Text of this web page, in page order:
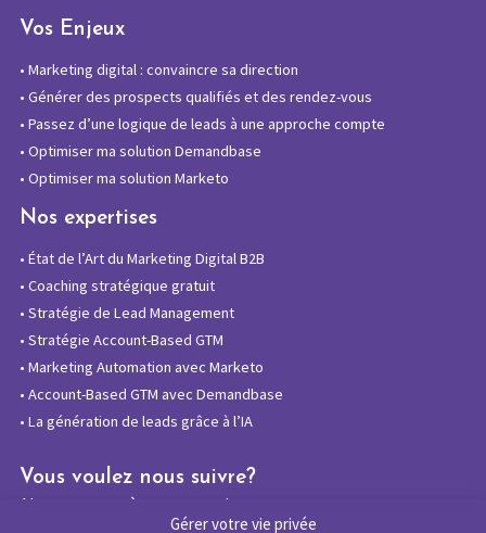
Gérer votre vie privée
Vos Enjeux
• Marketing digital : convaincre sa direction
• Générer des prospects qualifiés et des rendez-vous
• Passez d’une logique de leads à une approche compte
• Optimiser ma solution Demandbase
• Optimiser ma solution Marketo
Nos expertises
• État de l’Art du Marketing Digital B2B
• Coaching stratégique gratuit
• Stratégie de Lead Management
• Stratégie Account-Based GTM
• Marketing Automation avec Marketo
• Account-Based GTM avec Demandbase
• La génération de leads grâce à l’IA
Vous voulez nous suivre?
Abonnez-vous à notre newsletter